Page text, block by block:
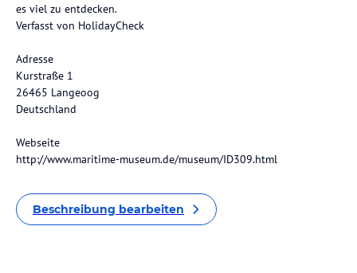
es viel zu entdecken.
Verfasst von HolidayCheck
Adresse
Kurstraße 1
26465 Langeoog
Deutschland
Webseite
http://www.maritime-museum.de/museum/ID309.html
Beschreibung bearbeiten